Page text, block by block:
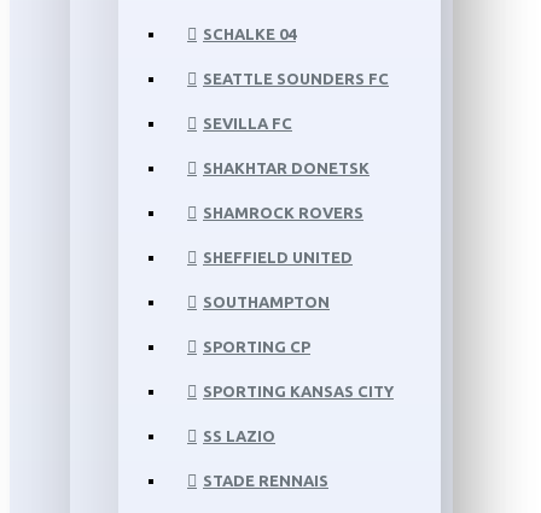
SCHALKE 04
SEATTLE SOUNDERS FC
SEVILLA FC
SHAKHTAR DONETSK
SHAMROCK ROVERS
SHEFFIELD UNITED
SOUTHAMPTON
SPORTING CP
SPORTING KANSAS CITY
SS LAZIO
STADE RENNAIS